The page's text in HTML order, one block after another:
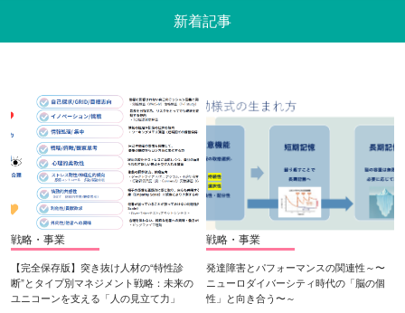
新着記事
戦略・事業
【完全保存版】突き抜け人材の“特性診
断”とタイプ別マネジメント戦略：未来の
ユニコーンを支える「人の見立て力」
戦略・事業
発達障害とパフォーマンスの関連性～〜
ニューロダイバーシティ時代の「脳の個
性」と向き合う〜～